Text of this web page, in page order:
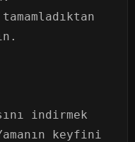
indirmek
keyfini